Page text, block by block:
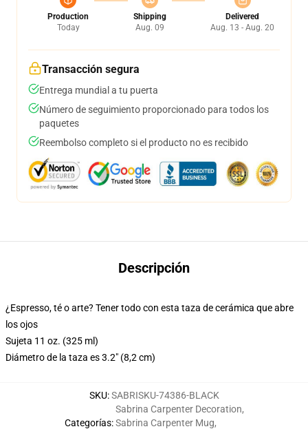
Production
Today
Shipping
Aug. 09
Delivered
Aug. 13 - Aug. 20
Transacción segura
Entrega mundial a tu puerta
Número de seguimiento proporcionado para todos los
paquetes
Reembolso completo si el producto no es recibido
Descripción
¿Espresso, té o arte? Tener todo con esta taza de cerámica que abre
los ojos
Sujeta 11 oz. (325 ml)
Diámetro de la taza es 3.2" (8,2 cm)
SKU:SABRISKU-74386-BLACK
Categorías:
Sabrina Carpenter Decoration,
Sabrina Carpenter Mug,